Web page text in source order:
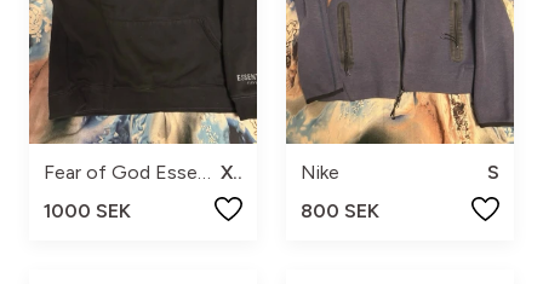
Fear of God Essentials
XS
1000 SEK
Nike
S
800 SEK